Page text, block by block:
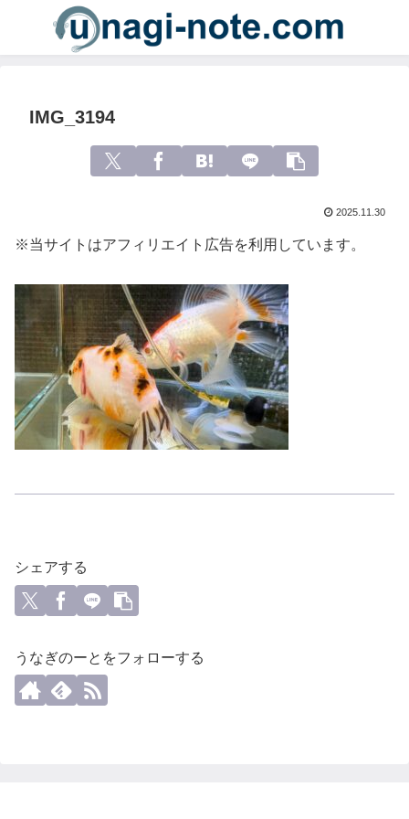
IMG_3194
2025.11.30
※当サイトはアフィリエイト広告を利用しています。
シェアする
うなぎのーとをフォローする